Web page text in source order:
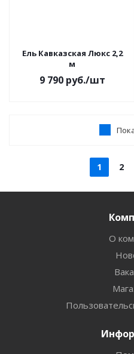
Ель Кавказская Люкс 2,2
м
9 790руб./шт
1 2
О